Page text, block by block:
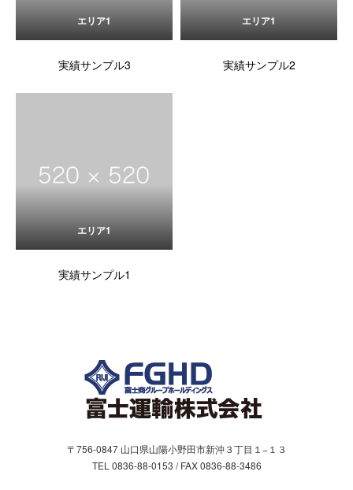
エリア1
実績サンプル3
エリア1
実績サンプル2
エリア1
実績サンプル1
〒756-0847 山口県山陽小野田市新沖３丁目１−１３
TEL 0836-88-0153 / FAX 0836-88-3486